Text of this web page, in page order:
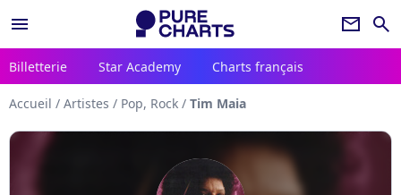
menu newsletter search
Billetterie Star Academy Charts français
Accueil / Artistes / Pop, Rock / Tim Maia